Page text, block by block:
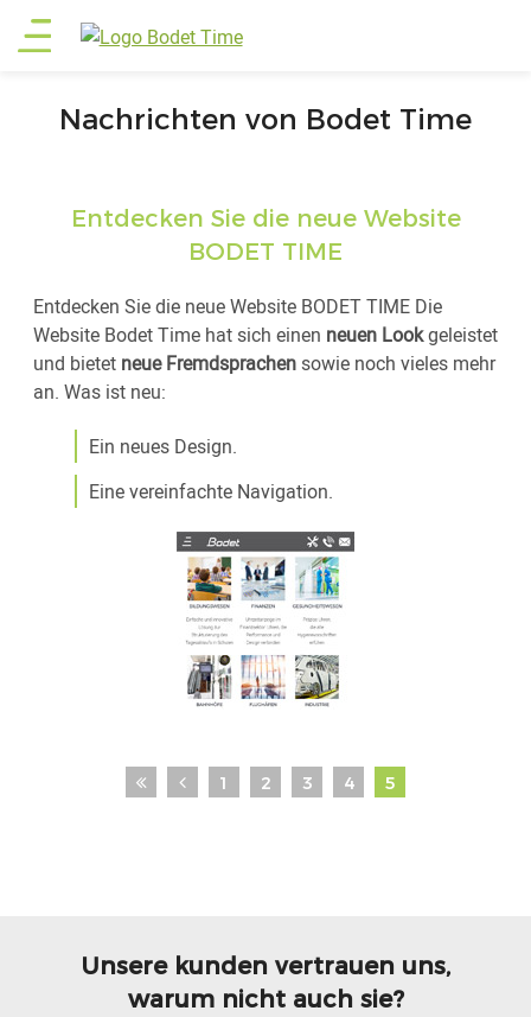
Direkt
zumMain
Nachrichten von Bodet Time
Entdecken Sie die neue Website
BODET TIME
Entdecken Sie die neue Website BODET TIME Die
Website Bodet Time hat sich einen neuen Lookgeleistet
und bietet neue Fremdsprachensowie noch vieles mehr
an. Was ist neu:
Ein neues Design.
Eine vereinfachte Navigation.
« ‹
1 2 3 4 5
Unsere kunden vertrauen uns,
warum nicht auch sie?